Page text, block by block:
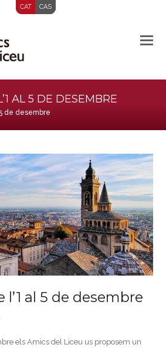
CAT CAS
AL 5 DE DESEMBRE
de desembre
l’1 al 5 de desembre
els Amics del Liceu us proposem un